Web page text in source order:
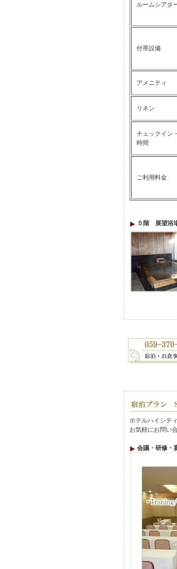
ルームシアタ
付帯設備
アメニティ
リネン
チェックイン
時間
ご利用料金
５階 展望浴
ホテルハイシテ
お気軽にお問い
会議・研修・